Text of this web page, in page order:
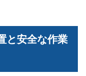
と安全な作業